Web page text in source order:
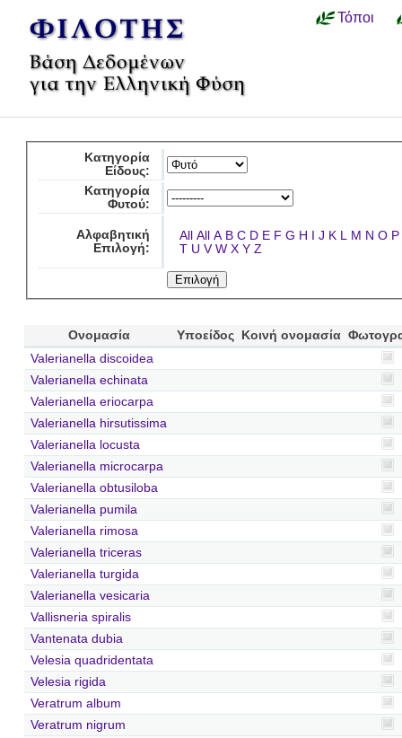
Τόποι
Κατηγορία
Είδους:
Κατηγορία
Φυτού:
Αλφαβητική
Επιλογή:
All All A B C D E F G H I J K L M N O P
T U V W X Y Z
Ονομασία Υποείδος Κοινή ονομασία
Valerianella discoidea
Valerianella echinata
Valerianella eriocarpa
Valerianella hirsutissima
Valerianella locusta
Valerianella microcarpa
Valerianella obtusiloba
Valerianella pumila
Valerianella rimosa
Valerianella triceras
Valerianella turgida
Valerianella vesicaria
Vallisneria spiralis
Vantenata dubia
Velesia quadridentata
Velesia rigida
Veratrum album
Veratrum nigrum